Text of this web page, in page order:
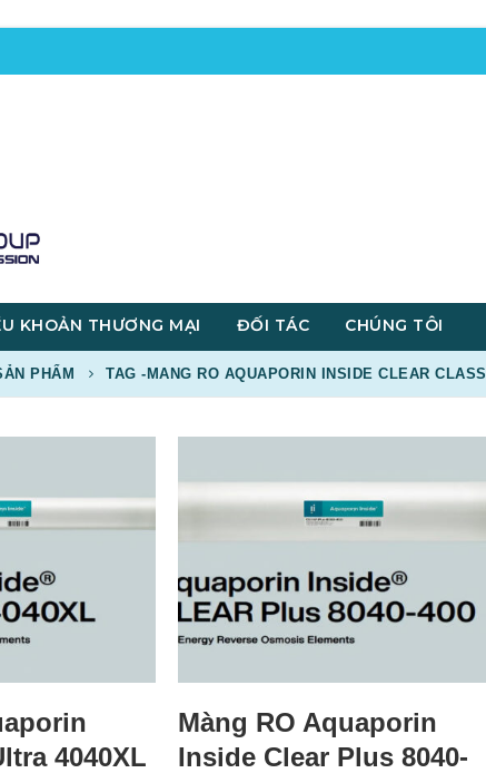
KHOẢN THƯƠNG MẠI ĐỐI TÁC CHÚNG TÔI
PHẨM TAG -MANG RO AQUAPORIN INSIDE CLEAR
4040XL
Màng RO Aquaporin
Inside Clear Plus 8040-